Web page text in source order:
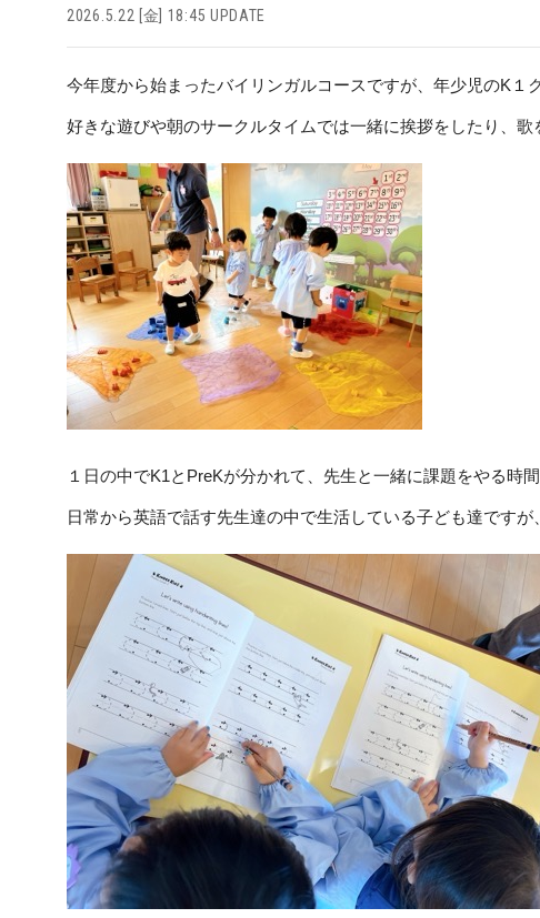
2026.5.22 [金] 18:45 UPDATE
今年度から始まったバイリンガルコースですが、年少児のK
好きな遊びや朝のサークルタイムでは一緒に挨拶をしたり、
１日の中でK1とPreKが分かれて、先生と一緒に課題をやる時間
日常から英語で話す先生達の中で生活している子ども達です